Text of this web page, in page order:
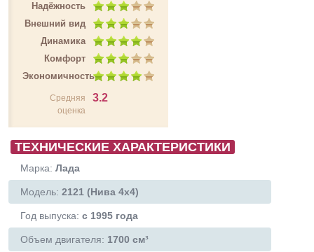
Надёжность
Внешний вид
Динамика
Комфорт
Экономичность
Средняя
оценка
3.2
ТЕХНИЧЕСКИЕ ХАРАКТЕРИСТИКИ
Марка: Лада
Модель: 2121 (Нива 4х4)
Год выпуска: с 1995 года
Объем двигателя: 1700 см³